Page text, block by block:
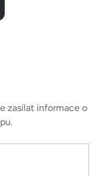
zasílat informace o